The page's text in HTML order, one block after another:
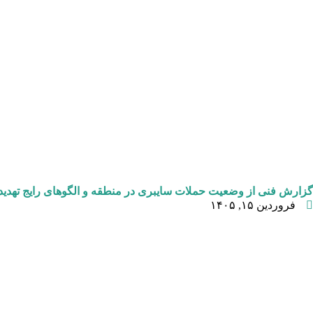
گزارش فنی از وضعیت حملات سایبری در منطقه و الگوهای رایج
فروردین ۱۵, ۱۴۰۵